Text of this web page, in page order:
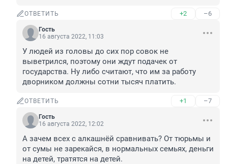
ОТВЕТИТЬ +2 –6
Гость
16 августа 2022, 11:03
У людей из головы до сих пор совок не
выветрился, поэтому они ждут подачек от
государства. Ну либо считают, что им за работу
дворником должны сотни тысяч платить.
ОТВЕТИТЬ +1 –7
Гость
16 августа 2022, 12:02
А зачем всех с алкашнёй сравнивать? От тюрьмы и
от сумы не зарекайся, в нормальных семьях, деньги
на детей, тратятся на детей.